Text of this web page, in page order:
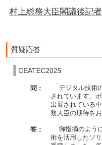
村上総務大臣閣議後記
質疑応答
CEATEC2025
問：
デジタル技術
されています。
出展されている
務大臣の期待を
答：
御指摘のよう
術を活用したソ